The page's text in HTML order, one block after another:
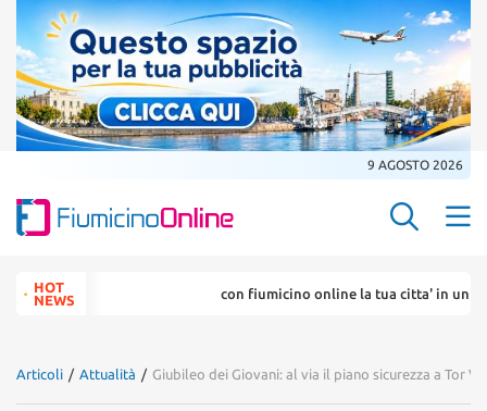
9 AGOSTO 2026
Search
for:HOT
NEWS
con fiumicino online la tua citta' in un ...
Articoli / Attualità / Giubileo dei Giovani: al via il piano sicurezza a Tor